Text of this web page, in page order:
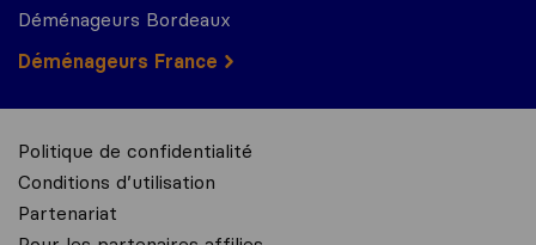
Déménageurs Bordeaux
Déménageurs France
Politique de confidentialité
Conditions d’utilisation
Partenariat